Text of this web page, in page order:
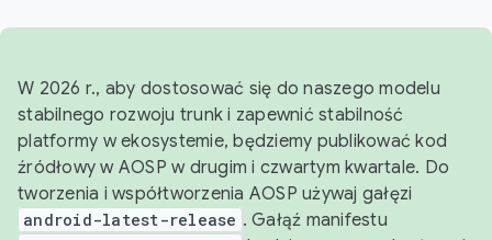
W 2026 r., aby dostosować się do naszego modelu
stabilnego rozwoju trunk i zapewnić stabilność
platformy w ekosystemie, będziemy publikować kod
źródłowy w AOSP w drugim i czwartym kwartale. Do
tworzenia i współtworzenia AOSP używaj gałęzi
android-latest-release . Gałąź manifestu